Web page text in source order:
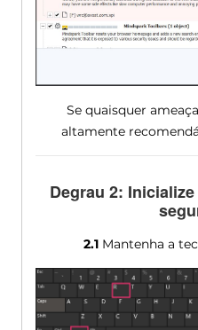
Se quaisquer
altamente
Degrau 2:
2.1 Mantenha a